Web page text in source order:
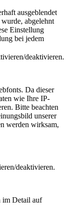
ausgeblendet
abgelehnt
Einstellung
bei jedem
deaktivieren.
Da dieser
wie Ihre IP-
Bitte beachten
unserer
werden wirksam,
deaktivieren.
im Detail auf